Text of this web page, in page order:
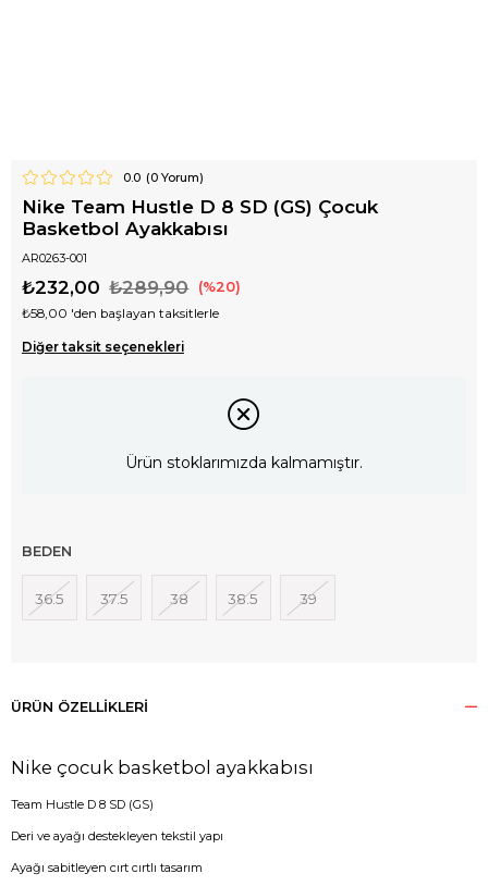
0.0 (0Yorum)
Nike Team Hustle D 8 SD (GS) Çocuk
Basketbol Ayakkabısı
AR0263-001
₺289,90
₺232,00 20
₺58,00 'den başlayan taksitlerle
Diğer taksit seçenekleri
Ürün stoklarımızda kalmamıştır.
BEDEN
36.5 37.5 38 38.5 39
ÜRÜN ÖZELLIKLERI
Nike çocuk basketbol ayakkabısı
Team Hustle D 8 SD (GS)
Deri ve ayağı destekleyen tekstil yapı
Ayağı sabitleyen cırt cırtlı tasarım